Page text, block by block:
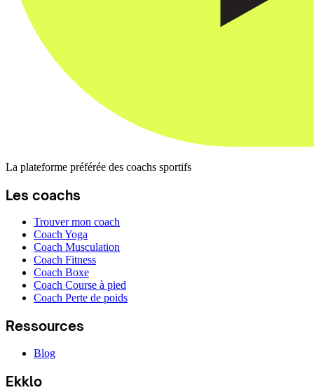
La plateforme préférée des coachs sportifs
Les coachs
Trouver mon coach
Coach Yoga
Coach Musculation
Coach Fitness
Coach Boxe
Coach Course à pied
Coach Perte de poids
Ressources
Blog
Ekklo